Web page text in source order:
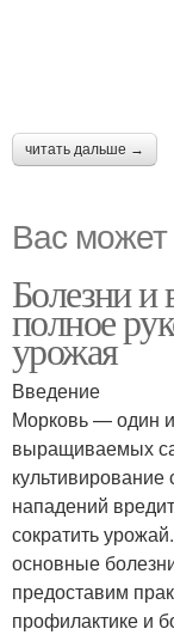
читать дальше →
Вас может
Болезни и
полное
урожая
Введение
Морковь — один
выращиваемых
нападений
сократить
основные
предоставим
профилактике и